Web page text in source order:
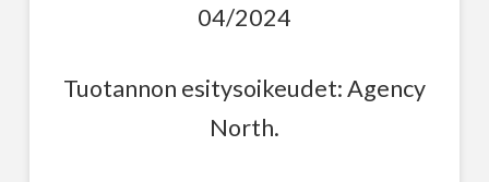
04/2024
Tuotannon esitysoikeudet: Agency
North.